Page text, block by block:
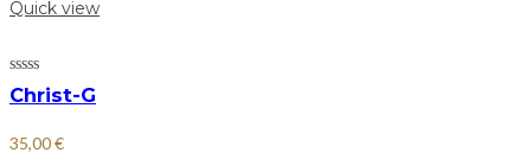
Quick view
Christ-G
35,00€